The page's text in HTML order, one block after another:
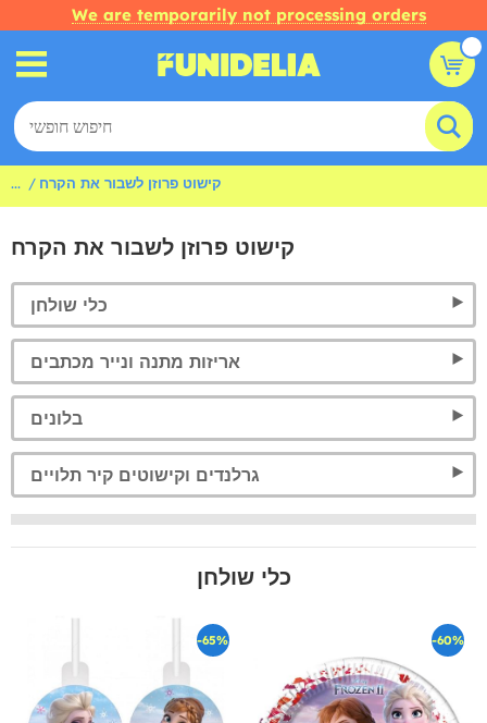
We are temporarily not processing orders
... קישוט פרוזן לשבור את הקרח
קישוט פרוזן לשבור את הקרח
כלי שולחן
אריזות מתנה ונייר מכתבים
בלונים
גרלנדים וקישוטים קיר תלויים
כלי שולחן
-65% -60%